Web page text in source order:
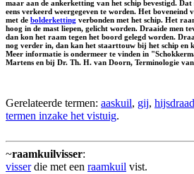
maar aan de ankerketting van het schip bevestigd.
eens verkeerd weergegeven te worden. Het boveneind
met de bolderketting verbonden met het schip. Het
hoog in de mast liepen, gelicht worden. Draaide men
dan kon het raam tegen het boord gelegd worden.
nog verder in, dan kan het staarttouw bij het schip en
Meer informatie is ondermeer te vinden in
Martens en bij Dr. Th. H. van Doorn, Terminologie
Gerelateerde termen: aaskuil, gij, hijsdraad
termen inzake het vistuig.
~raamkuilvisser:
visserdie met een raamkuil vist.